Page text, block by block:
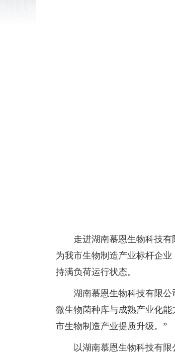
走进湖南慕恩生物科技
为我市生物制造产业标杆企
持满负荷运行状态。
湖南慕恩生物科技有限
微生物菌种库与成熟产业化
市生物制造产业提质升级。”
以湖南慕恩生物科技有